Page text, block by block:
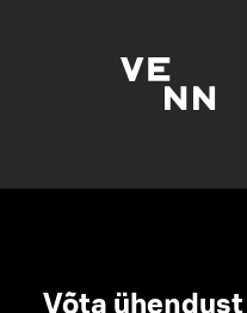
Võta ühendust